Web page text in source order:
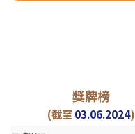
獎牌榜
(截至 03.06.2024)